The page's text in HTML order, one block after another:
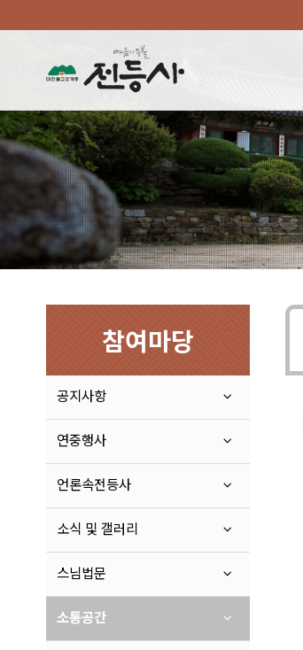
참여마당
공지사항
연중행사
언론속전등사
소식 및 갤러리
스님법문
소통공간